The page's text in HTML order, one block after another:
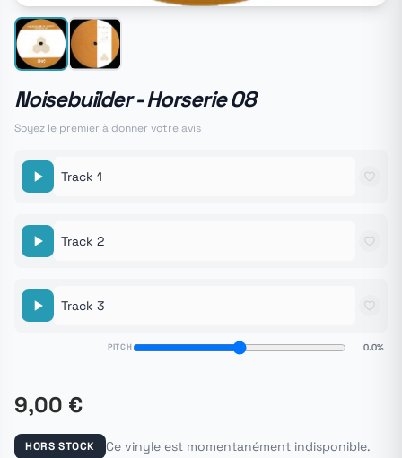
Noisebuilder - Horserie 08
Soyez le premier à donner votre avis
Track 1
Track 2
Track 3
PITCH 0.0%
9,00 €
HORS STOCK Ce vinyle est momentanément indisponible.